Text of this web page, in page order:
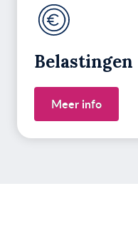
Belastingen
Meer info